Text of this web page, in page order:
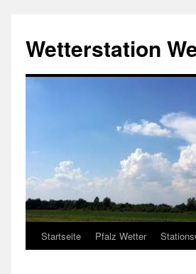
springen
Wetterstation
Startseite Pfalz Wetter